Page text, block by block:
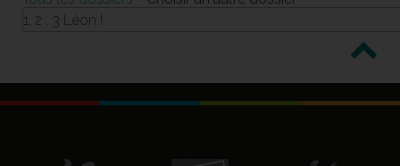
1, 2 , 3 Léon !